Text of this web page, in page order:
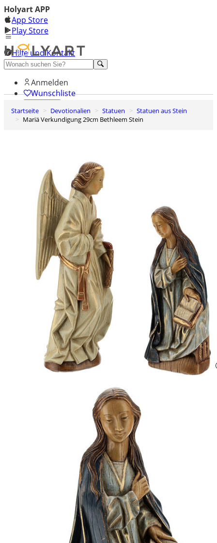
Holyart APP
App Store
Play Store
Hilfe und Kontakt
Entdecken Sie Premium
Anmelden
Wunschliste
0
Warenkorb
Startseite Devotionalien Statuen
Statuen aus Stein
Mariä Verkundigung 29cm Bethleem Stein